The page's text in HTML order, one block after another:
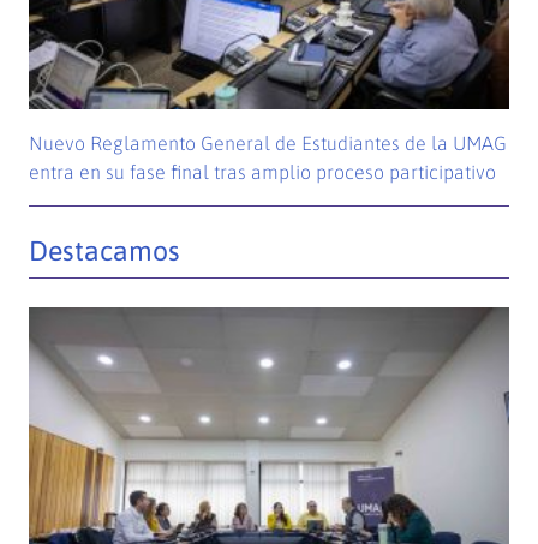
Nuevo Reglamento General de Estudiantes de la UMAG
entra en su fase final tras amplio proceso participativo
Destacamos